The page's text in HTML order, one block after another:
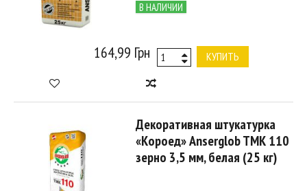
В НАЛИЧИИ
164,99 Грн КУПИТЬ
Декоративная штукатурка
«Короед» Anserglob TMK 110
зерно 3,5 мм, белая (25 кг)